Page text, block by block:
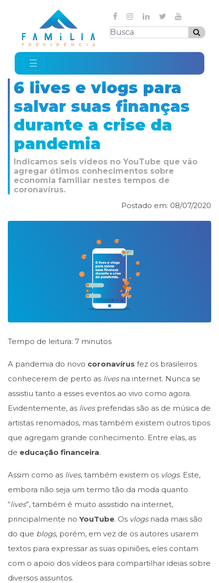
☰
6 lives e vlogs para
salvar suas finanças
durante a crise da
pandemia
Indicamos seis vídeos no YouTube que vão
agregar ótimos conhecimentos sobre
economia familiar nestes tempos de
coronavírus.
Postado em: 08/07/2020
Tempo de leitura: 7 minutos
A pandemia do novo coronavírus fez os brasileiros
conhecerem de perto as livesna internet. Nunca se
assistiu tanto a esses eventos ao vivo como agora.
Evidentemente, as livespreferidas são as de música de
artistas renomados, mas também existem outros tipos
que agregam grande conhecimento. Entre elas, as
de educação financeira.
Assim como as lives, também existem os vlogs. Este,
embora não seja um termo tão da moda quanto
“lives”, também é muito assistido na internet,
principalmente no YouTube. Os vlogsnada mais são
do que blogs, porém, em vez de os autores usarem
textos para expressar as suas opiniões, eles contam
com o apoio dos vídeos para compartilhar ideias sobre
diversos assuntos.